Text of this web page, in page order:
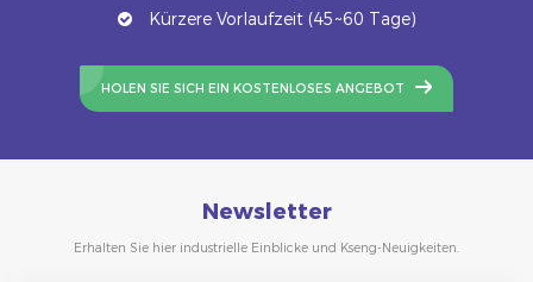
Kürzere Vorlaufzeit (45~60 Tage)
HOLEN SIE SICH EIN KOSTENLOSES ANGEBOT
Newsletter
Erhalten Sie hier industrielle Einblicke und Kseng-Neuigkeiten.